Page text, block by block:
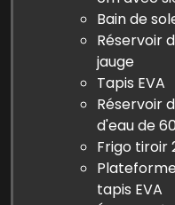
Bain de
Réservoir
jauge
Tapis EVA
Réservoir
d'eau de
Frigo tiroir
tapis EVA